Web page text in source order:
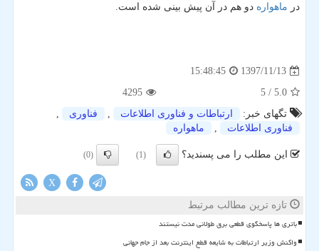
در ماهواره دو هم در آن پیش بینی شده است.
1397/11/13
15:48:45
5.0
/ 5
4295
تگهای خبر:
ارتباطات و فناوری اطلاعات , فناوری
,
فناوری اطلاعات
, ماهواره
این مطلب را می پسندید؟ (1)
(0)
X
تازه ترین مطالب مرتبط
باتری ها پاسخگوی قطعی برق طولانی مدت نیستند
واکنش وزیر ارتباطات به شایعه قطع اینترنت بعد از جام جهانی